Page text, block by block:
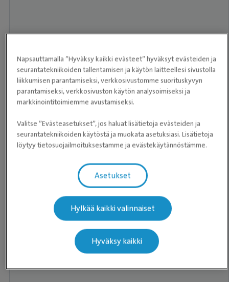
Napsauttamalla ”Hyväksy kaikki evästeet” hyväksyt evästeiden ja
seurantatekniikoiden tallentamisen ja käytön laitteellesi sivustolla
liikkumisen parantamiseksi, verkkosivustomme suorituskyvyn
parantamiseksi, verkkosivuston käytön analysoimiseksi ja
markkinointitoimiemme avustamiseksi.
Valitse ”Evästeasetukset”, jos haluat lisätietoja evästeiden ja
seurantatekniikoiden käytöstä ja muokata asetuksiasi. Lisätietoja
löytyy tietosuojailmoituksestamme ja evästekäytännöstämme.
Asetukset
Hylkää kaikki valinnaiset
Hyväksy kaikki